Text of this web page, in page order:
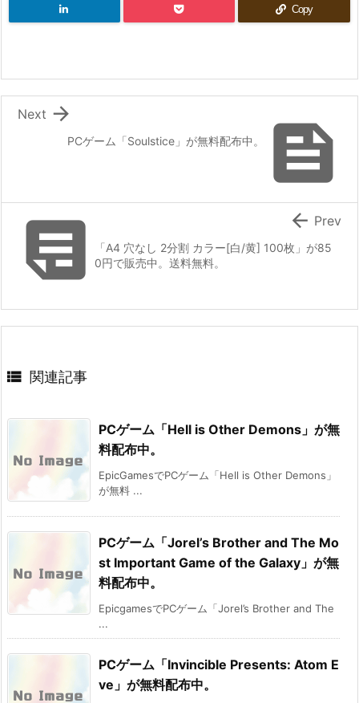
Copy

PCゲーム「Soulstice」が無料配布中。

Next
 「A4 穴なし 2分割 カラー[白/黄] 100枚」が85
0円で販売中。送料無料。
 Prev
 関連記事
PCゲーム「Hell is Other Demons」が無
料配布中。
EpicGamesでPCゲーム「Hell is Other Demons」
が無料 ...
PCゲーム「Jorel’s Brother and The Mo
st Important Game of the Galaxy」が無
料配布中。
EpicgamesでPCゲーム「Jorel’s Brother and The
...
PCゲーム「Invincible Presents: Atom E
ve」が無料配布中。